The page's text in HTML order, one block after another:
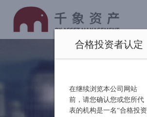
合格投资者认定
在继续浏览本公司网站
前，请您确认您或您所代
表的机构是一名“合格投资